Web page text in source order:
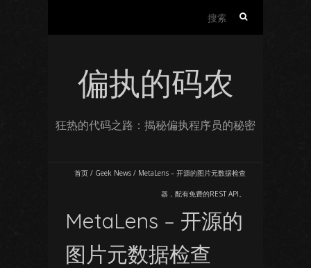
偏执的码农
狂热的代码之路：揭秘偏执程序员的秘密
首页 / Geek News / MetaLens – 开源的图片元数据检查
器，配有免费的REST API。
MetaLens – 开源的
图片元数据检查